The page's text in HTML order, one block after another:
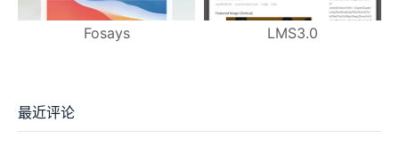
Fosays LMS3.0
最近评论